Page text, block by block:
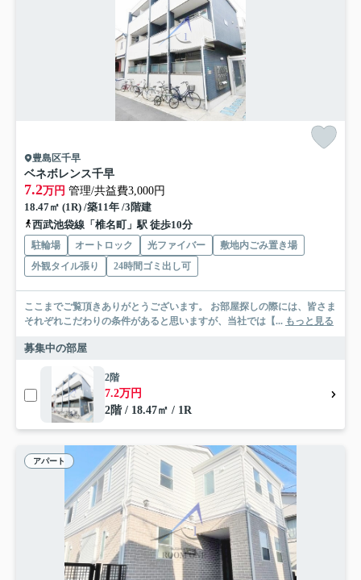
豊島区千早
ベネボレンス千早
7.2万円 管理/共益費3,000円
18.47㎡ (1R) /築11年 /3階建
西武池袋線「椎名町」駅 徒歩10分
駐輪場 オートロック 光ファイバー
敷地内ごみ置き場
外観タイル張り
24時間ゴミ出し可
ここまでご覧頂きありがとうございます。 お部屋探しの際には、皆さま
それぞれこだわりの条件があると思いますが、当社では【... もっと見る
募集中の部屋
2階
7.2万円
2階 / 18.47㎡ / 1R
アパート